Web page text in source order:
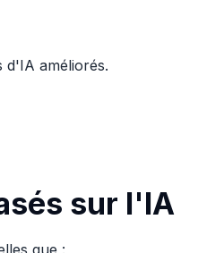
améliorés.
sur l'IA
que :